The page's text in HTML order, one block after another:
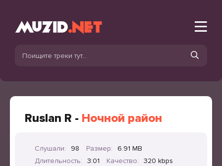
Ruslan R - Ночной район
Слушали: 98 Размер:
6.91 MB
Длительность:
3:01 Качество:
320 kbps